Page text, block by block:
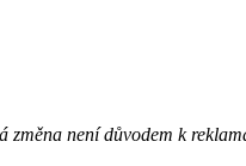
není důvodem k